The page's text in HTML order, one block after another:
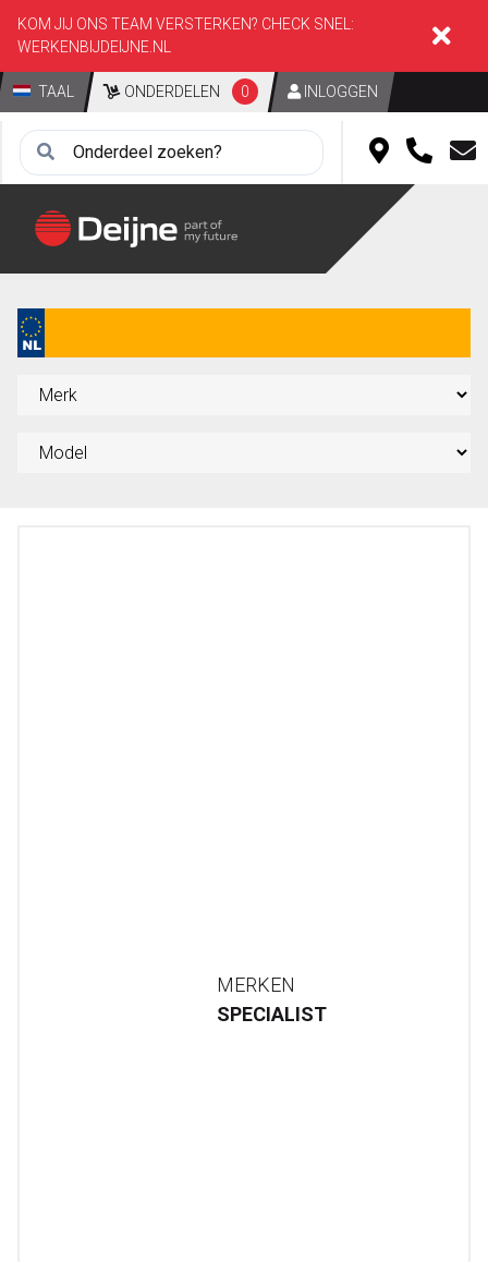
KOM JIJ ONS TEAM VERSTERKEN? CHECK SNEL:
WERKENBIJDEIJNE.NL
TAAL ONDERDELEN 0 INLOGGEN
MERKEN
SPECIALIST